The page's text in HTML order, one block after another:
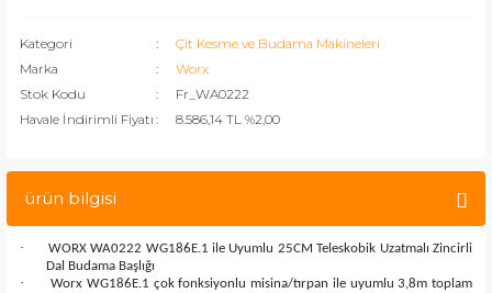
Kategori
Çit Kesme ve Budama Makineleri
Marka
Worx
Stok Kodu
Fr_WA0222
Havale İndirimli Fiyatı
8.586,14 TL %2,00
ürün bilgisi
·
WORX WA0222 WG186E.1 ile Uyumlu 25CM Teleskobik Uzatmalı Zincirli
Dal Budama Başlığı
·
Worx WG186E.1 çok fonksiyonlu misina/tırpan ile uyumlu 3,8m toplam